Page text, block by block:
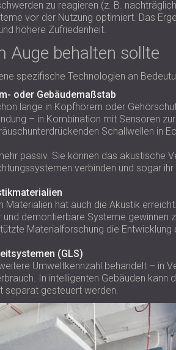
zu reagieren (z. B.
vor der Nutzung optimiert. Das
höhere Zufriedenheit.
Auge behalten sollte
spezifische Technologien an
oder Gebäudemaßstab
lange in Kopfhörern oder
– in Kombination mit Sensoren
Schallwellen in
passiv. Sie können das akustische
verbinden und sogar ihr
hat auch die Akustik
und demontierbare Systeme gewinnen
Materialforschung die Entwicklung
(GLS)
Umweltkennzahl behandelt – in
In intelligenten Gebäuden kann
separat gesteuert werden.